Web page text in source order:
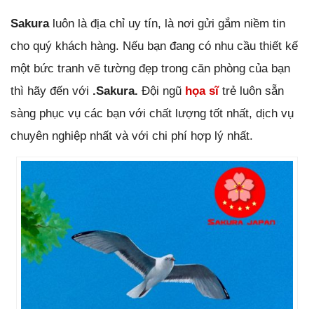
Sakura luôn là địa chỉ uy tín, là nơi gửi gắm niềm tin
cho quý khách hàng. Nếu bạn đang có nhu cầu thiết kế
một bức tranh vẽ tường đẹp trong căn phòng của bạn
thì hãy đến với .Sakura. Đội ngũ họa sĩtrẻ luôn sẵn
sàng phục vụ các bạn với chất lượng tốt nhất, dịch vụ
chuyên nghiệp nhất và với chi phí hợp lý nhất.